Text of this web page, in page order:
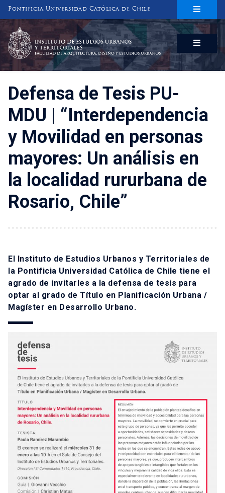
Pontificia Universidad Católica de Chile
INSTITUTO DE ESTUDIOS URBANOS
Y TERRITORIALES
FACULTAD DE ARQUITECTURA, DISEÑO Y ESTUDIOS URBANOS
Defensa de Tesis PU-
MDU | “Interdependencia
y Movilidad en personas
mayores: Un análisis en
la localidad rururbana de
Rosario, Chile”
El Instituto de Estudios Urbanos y Territoriales de
la Pontificia Universidad Católica de Chile tiene el
agrado de invitarles a la defensa de tesis para
optar al grado de Título en Planificación Urbana /
Magíster en Desarrollo Urbano.